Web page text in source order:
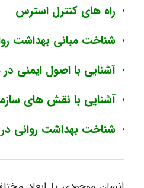
راه های کنترل استرس
شناخت مبانی بهداشت
آشنایی با اصول ایمنی
آشنایی با نقش های
شناخت بهداشت روانی